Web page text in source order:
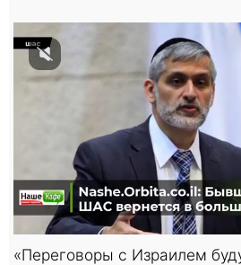
«Переговоры с Израилем